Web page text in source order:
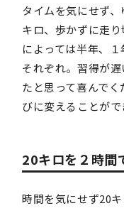
タイムを気にせず
キロ、歩かずに走
によっては半年、
それぞれ。習得が
たと思って喜んで
びに変えることがで
20キロを２時間
時間を気にせず20